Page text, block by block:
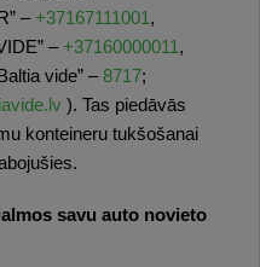
–+37167111001 ,
–+37160000011 ,
vide” –8717;
). Tas piedāvās
konteineru tukšošanai
savu auto novieto